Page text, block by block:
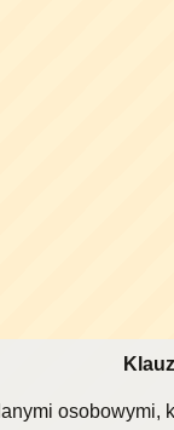
osobowymi,